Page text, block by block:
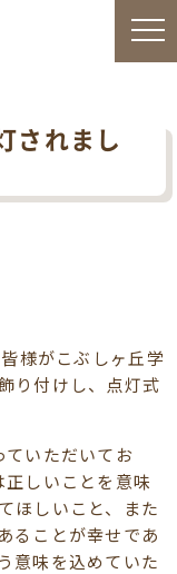
されまし
様がこぶしヶ丘学
り付けし、点灯式
いただいてお
しいことを意味
ほしいこと、また
ることが幸せであ
意味を込めていた